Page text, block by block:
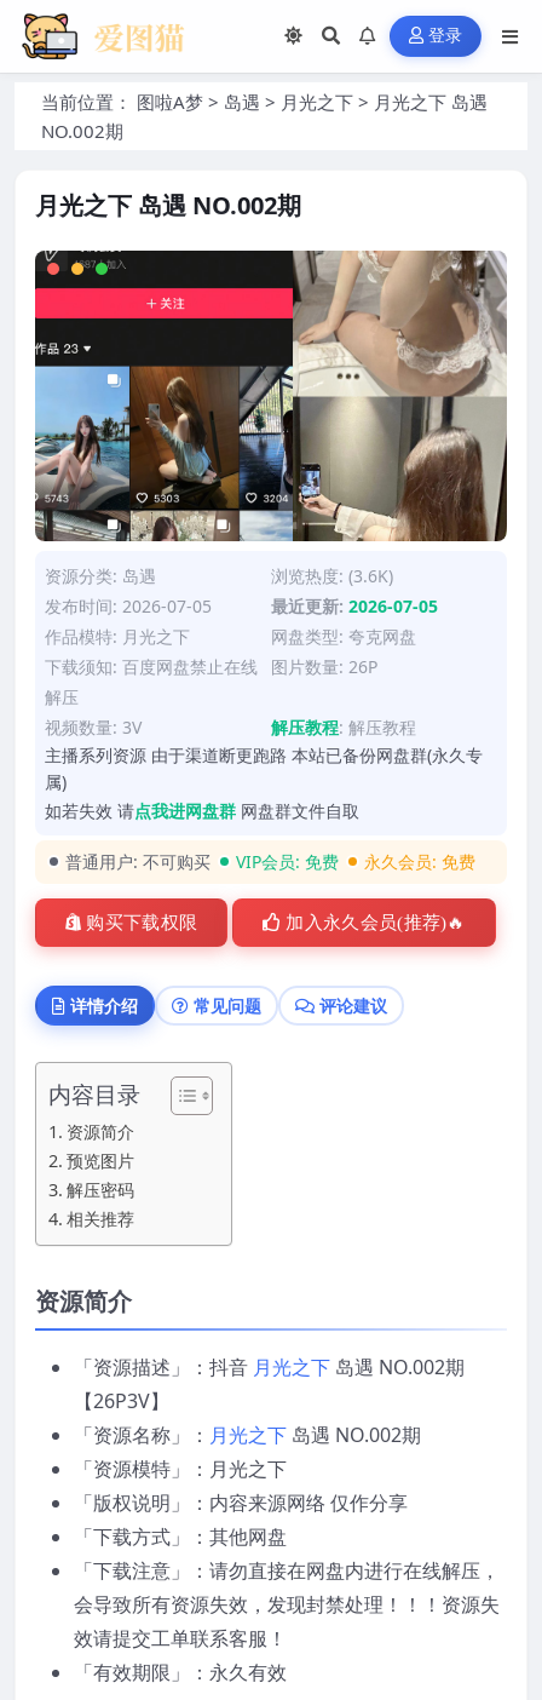
登录
当前位置： 图啦A梦 > 岛遇 > 月光之下 > 月光之下 岛遇
NO.002期
月光之下 岛遇 NO.002期
资源分类: 岛遇
浏览热度: (3.6K)
发布时间: 2026-07-05
最近更新: 2026-07-05
作品模特: 月光之下
网盘类型: 夸克网盘
下载须知: 百度网盘禁止在线
解压
图片数量: 26P
视频数量: 3V 解压教程: 解压教程
主播系列资源 由于渠道断更跑路 本站已备份网盘群(永久专
属)
如若失效 请点我进网盘群 网盘群文件自取
普通用户: 不可购买 VIP会员: 免费 永久会员: 免费
购买下载权限 加入永久会员(推荐)🔥
详情介绍 常见问题 评论建议
内容目录
资源简介
预览图片
解压密码
相关推荐
资源简介
「资源描述」：抖音 月光之下 岛遇 NO.002期
【26P3V】
「资源名称」： 月光之下 岛遇 NO.002期
「资源模特」：月光之下
「版权说明」：内容来源网络 仅作分享
「下载方式」：其他网盘
「下载注意」：请勿直接在网盘内进行在线解压，
会导致所有资源失效，发现封禁处理！！！资源失
效请提交工单联系客服！
「有效期限」：永久有效